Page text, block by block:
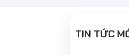
TIN TỨC